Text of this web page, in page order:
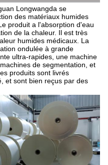
Longwangda se
des matériaux humides
produit a l'absorption d'eau
de la chaleur. Il est très
humides médicaux. La
ondulée à grande
ultra-rapides, une machine
de segmentation, et
produits sont livrés
et sont bien reçus par des